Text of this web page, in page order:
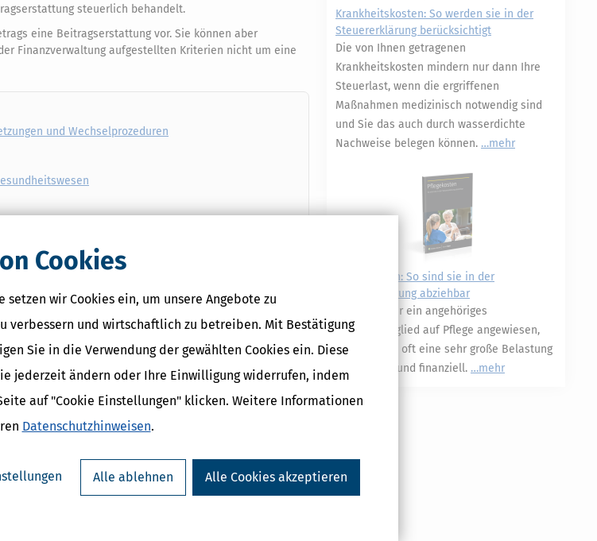
Cookies
setzen wir Cookies ein, um unsere Angebote zu
verbessern und wirtschaftlich zu betreiben. Mit Bestätigung
Sie in die Verwendung der gewählten Cookies ein. Diese
jederzeit ändern oder Ihre Einwilligung widerrufen, indem
auf "Cookie Einstellungen" klicken. Weitere Informationen
Datenschutzhinweisen.
Alle ablehnen Alle Cookies akzeptieren
steuerlich behandelt.
eine Beitragserstattung vor. Sie können aber
Finanzverwaltung aufgestellten Kriterien nicht um eine
und Wechselprozeduren
Lexikon-Begriffe
der Steuererklärung absetzen zu können.
Krankheitskosten: So werden sie in der
Steuererklärung berücksichtigt
Die von Ihnen getragenen
Krankheitskosten mindern nur dann Ihre
Steuerlast, wenn die ergriffenen
Maßnahmen medizinisch notwendig sind
und Sie das auch durch wasserdichte
Nachweise belegen können.
mehr
Pflegekosten: So sind sie in der
Steuererklärung abziehbar
Sind Sie oder ein angehöriges
Familienmitglied auf Pflege angewiesen,
dann ist das oft eine sehr große Belastung
- allgemein und finanziell.
mehr